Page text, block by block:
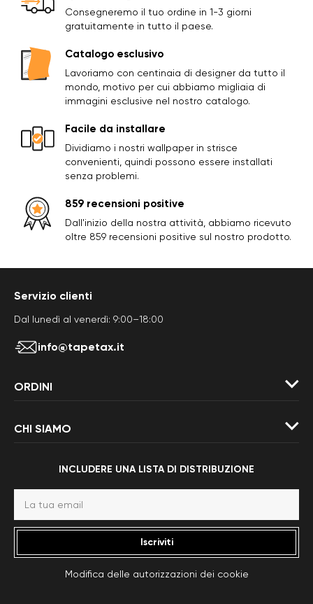
Consegneremo il tuo ordine in 1-3 giorni
gratuitamente in tutto il paese.
Catalogo esclusivo
Lavoriamo con centinaia di designer da tutto il
mondo, motivo per cui abbiamo migliaia di
immagini esclusive nel nostro catalogo.
Facile da installare
Dividiamo i nostri wallpaper in strisce
convenienti, quindi possono essere installati
senza problemi.
859 recensioni positive
Dall'inizio della nostra attività, abbiamo ricevuto
oltre 859 recensioni positive sul nostro prodotto.
Servizio clienti
Dal lunedì al venerdì: 9:00–18:00
info@tapetax.it
ORDINI
CHI SIAMO
INCLUDERE UNA LISTA DI DISTRIBUZIONE
Iscriviti
Modifica delle autorizzazioni dei cookie